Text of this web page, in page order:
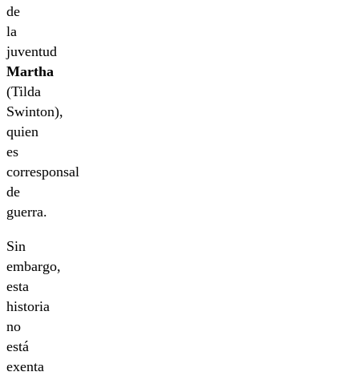
de
la
juventud
Martha
(Tilda
Swinton),
quien
es
corresponsal
de
guerra.
Sin
embargo,
esta
historia
no
está
exenta